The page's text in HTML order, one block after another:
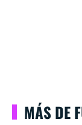
MÁS DE